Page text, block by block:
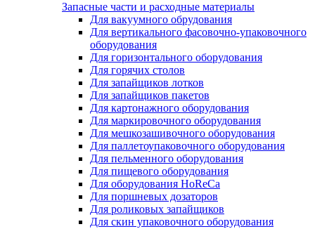
Запасные части и расходные материалы
Для вакуумного обрудования
Для вертикального фасовочно-упаковочного
оборудования
Для горизонтального оборудования
Для горячих столов
Для запайщиков лотков
Для запайщиков пакетов
Для картонажного оборудования
Для маркировочного оборудования
Для мешкозашивочного оборудования
Для паллетоупаковочного оборудования
Для пельменного оборудования
Для пищевого оборудования
Для оборудования HoReCa
Для поршневых дозаторов
Для роликовых запайщиков
Для скин упаковочного оборудования